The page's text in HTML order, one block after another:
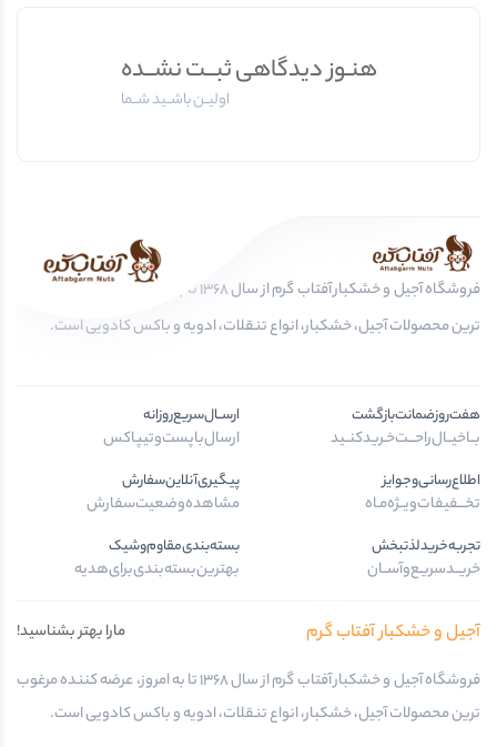
هنـوز دیدگاهی ثبــت نشــده
اولیــن باشــید شــما
فروشگاه آجیل و خشکبار آفتاب گرم از سال 1368 تا به امروز، عرضه کننده مرغوب
ترین محصولات آجیل، خشکبار، انواع تنقلات، ادویه و باکس کادویی است.
هفت‌روز‌ضمانت‌بازگشت
بــا‌خیــال‌راحـــت‌خـرید‌کنــید
ارســال‌سریع‌روزانه
ارسال‌با‌پست‌و‌تیپاکس
اطلاع‌رسانی‌و‌جوایز
تخـــفیفات‌ویــژه‌مـاه
پیگیری‌آنلاین‌سفارش
مشاهده‌وضعیت‌سفارش
تجربه‌خرید‌لذتبخش
خریــد‌سریـع‌و‌آســان
بسته‌بندی‌مقاوم‌وشیک
بهترین‌بسته‌بندی‌برای‌هدیه
آجیل و خشکبار آفتاب گرم
مارا بهتر بشناسید!
فروشگاه آجیل و خشکبار آفتاب گرم از سال 1368 تا به امروز، عرضه کننده مرغوب
ترین محصولات آجیل، خشکبار، انواع تنقلات، ادویه و باکس کادویی است.